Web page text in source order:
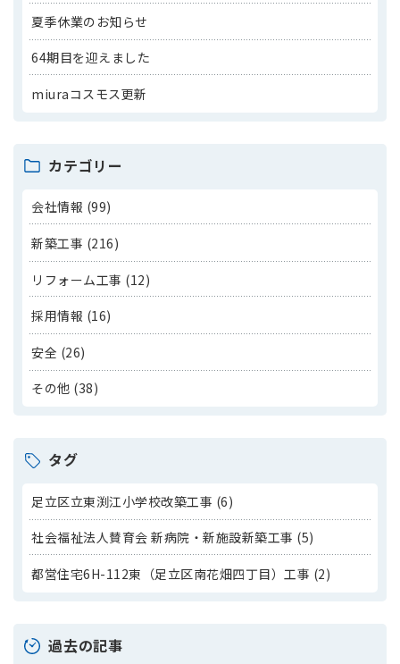
夏季休業のお知らせ
64期目を迎えました
miuraコスモス更新
カテゴリー
会社情報 (99)
新築工事 (216)
リフォーム工事 (12)
採用情報 (16)
安全 (26)
その他 (38)
タグ
足立区立東渕江小学校改築工事 (6)
社会福祉法人賛育会 新病院・新施設新築工事 (5)
都営住宅6H-112東（足立区南花畑四丁目）工事 (2)
過去の記事